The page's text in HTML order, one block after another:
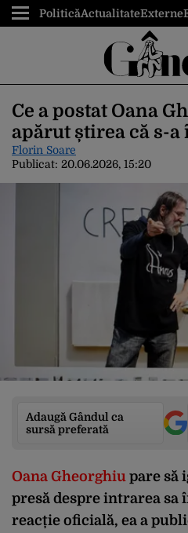
PoliticăActualitateExterne
Ce a postat Oana
apărut știrea că s-
Florin Soare
Publicat: 20.06.2026, 15:20
Adaugă Gândul ca
sursă preferată
Oana Gheorghiu pare să
presă despre intrarea sa
reacție oficială, ea a